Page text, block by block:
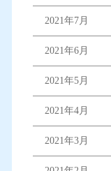
2021年7月
2021年6月
2021年5月
2021年4月
2021年3月